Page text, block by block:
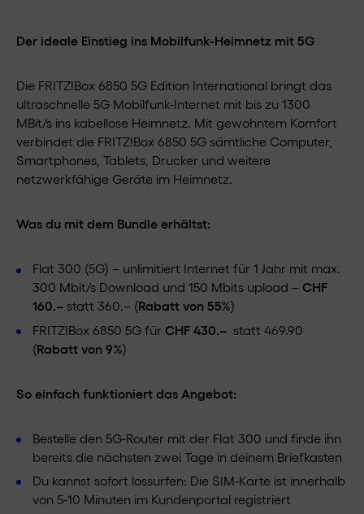
Der ideale Einstieg ins Mobilfunk-Heimnetz mit 5G
Die FRITZ!Box 6850 5G Edition International bringt das
ultraschnelle 5G Mobilfunk-Internet mit bis zu 1300
MBit/s ins kabellose Heimnetz. Mit gewohntem Komfort
verbindet die FRITZ!Box 6850 5G sämtliche Computer,
Smartphones, Tablets, Drucker und weitere
netzwerkfähige Geräte im Heimnetz.
Was du mit dem Bundle erhältst:
Flat 300 (5G) – unlimitiert Internet für 1 Jahr mit max.
300 Mbit/s Download und 150 Mbits upload – CHF
160.– statt 360.– (Rabatt von 55%)
FRITZ!Box 6850 5G für CHF 430.– statt 469.90
(Rabatt von 9%)
So einfach funktioniert das Angebot:
Bestelle den 5G-Router mit der Flat 300 und finde ihn
bereits die nächsten zwei Tage in deinem Briefkasten
Du kannst sofort lossurfen: Die SIM-Karte ist innerhalb
von 5-10 Minuten im Kundenportal registriert